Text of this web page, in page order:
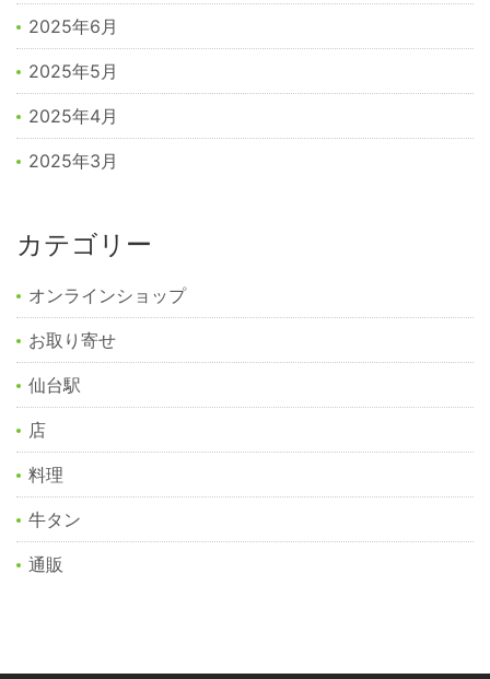
2025年6月
2025年5月
2025年4月
2025年3月
カテゴリー
オンラインショップ
お取り寄せ
仙台駅
店
料理
牛タン
通販